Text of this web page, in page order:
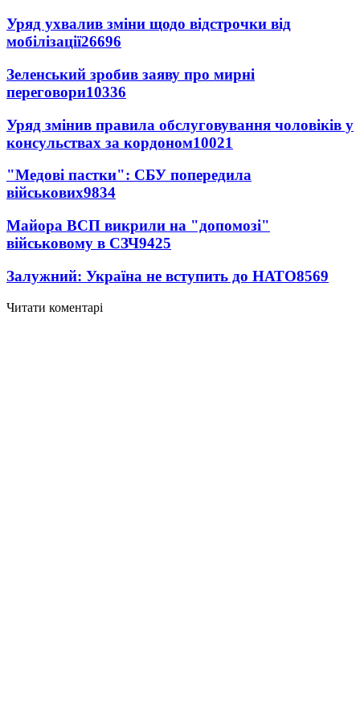
Уряд ухвалив зміни щодо відстрочки від
мобілізації26696
Зеленський зробив заяву про мирні
переговори10336
Уряд змінив правила обслуговування чоловіків у
консульствах за кордоном10021
"Медові пастки": СБУ попередила
військових9834
Майора ВСП викрили на "допомозі"
військовому в СЗЧ9425
Залужний: Україна не вступить до НАТО8569
Читати коментарі